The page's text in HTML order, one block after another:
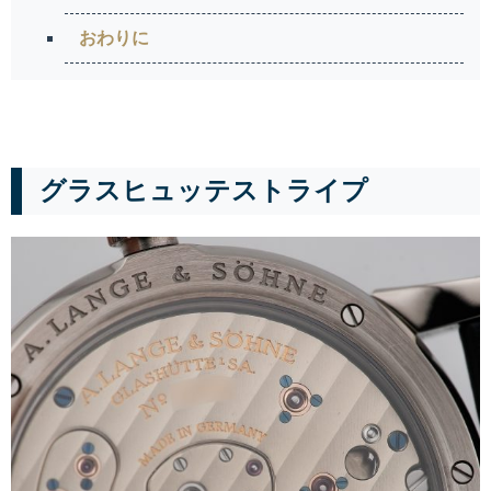
おわりに
グラスヒュッテストライプ